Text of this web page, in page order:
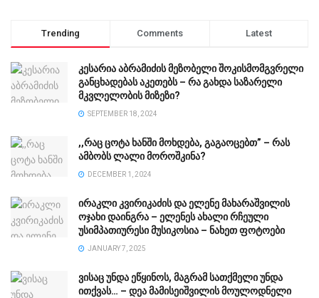
Trending Comments Latest
კესარია აბრამიძის მეზობელი შოკისმომგვრელი
განცხადებას აკეთებს – რა გახდა საზარელი
მკვლელობის მიზეზი?
SEPTEMBER 18, 2024
,,რაც ცოტა ხანში მოხდება, გაგაოცებთ” – რას
ამბობს ლალი მოროშკინა?
DECEMBER 1, 2024
ირაკლი კვირიკაძის და ელენე მახარაშვილის
ოჯახი დაინგრა – ელენეს ახალი რჩეული
უსიმპათიურესი მუსიკოსია – ნახეთ ფოტოები
JANUARY 7, 2025
ვისაც უნდა ეწყინოს, მაგრამ სათქმელი უნდა
ითქვას… – დეა მამისეიშვილის მოულოდნელი